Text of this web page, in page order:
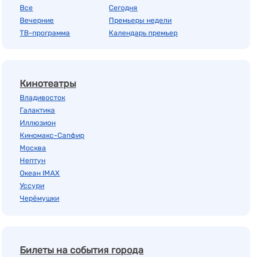
Все
Вечерние
ТВ-программа
Сегодня
Премьеры недели
Календарь премьер
Кинотеатры
Владивосток
Галактика
Иллюзион
Киномакс-Сапфир
Москва
Нептун
Океан IMAX
Уссури
Черёмушки
Билеты на события города